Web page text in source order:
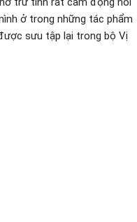
ở trong những tác phẩm
sưu tập lại trong bộ Vị